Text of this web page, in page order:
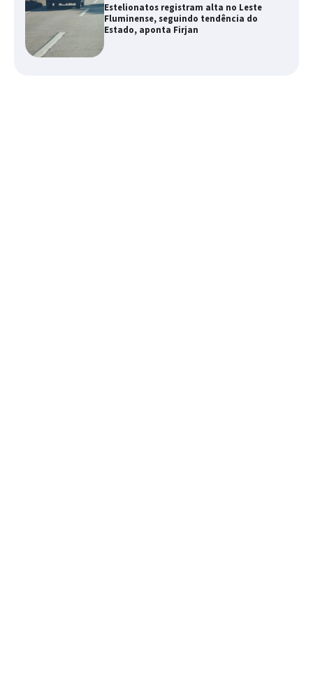
Estelionatos registram alta no Leste
Fluminense, seguindo tendência do
Estado, aponta Firjan